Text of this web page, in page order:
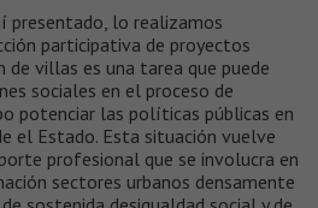
presentado, lo realizamos
participativa de proyectos
de villas es una tarea que puede
sociales en el proceso de
potenciar las políticas públicas en
el Estado. Esta situación vuelve
profesional que se involucra en
sectores urbanos densamente